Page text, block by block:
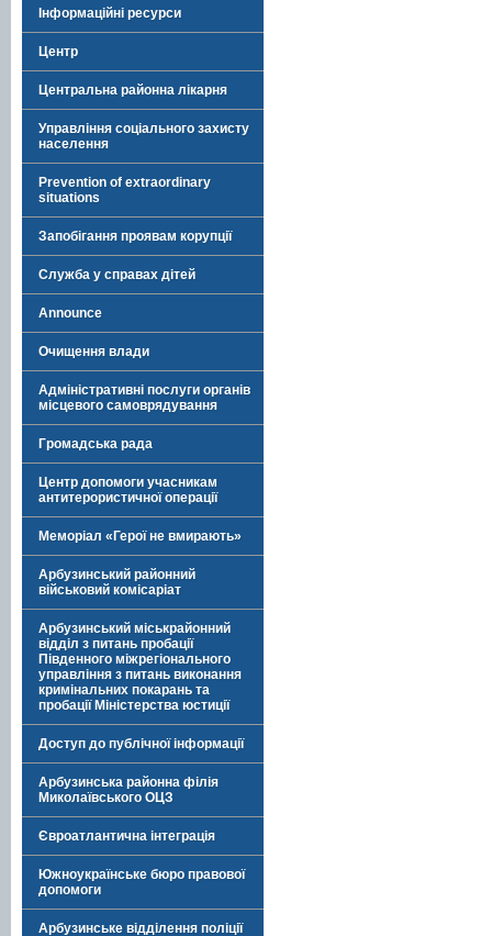
Інформаційні ресурси
Центр
Центральна районна лікарня
Управління соціального захисту
населення
Prevention of extraordinary
situations
Запобігання проявам корупції
Служба у справах дітей
Announce
Очищення влади
Адміністративні послуги органів
місцевого самоврядування
Громадська рада
Центр допомоги учасникам
антитерористичної операції
Меморіал «Герої не вмирають»
Арбузинський районний
військовий комісаріат
Арбузинський міськрайонний
відділ з питань пробації
Південного міжрегіонального
управління з питань виконання
кримінальних покарань та
пробації Міністерства юстиції
Доступ до публічної інформації
Арбузинська районна філія
Миколаївського ОЦЗ
Євроатлантична інтеграція
Южноукраїнське бюро правової
допомоги
Арбузинське відділення поліції